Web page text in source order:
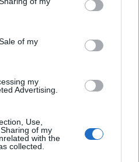
and its third-party tags to
purposes in below Google
of my
my
Advertising.
Use,
of my
with the
collected.